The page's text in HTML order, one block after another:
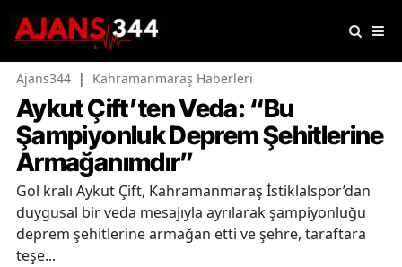
Ajans344 | Kahramanmaraş Haberleri
Aykut Çift’ten Veda: “Bu
Şampiyonluk Deprem Şehitlerine
Armağanımdır”
Gol kralı Aykut Çift, Kahramanmaraş İstiklalspor’dan
duygusal bir veda mesajıyla ayrılarak şampiyonluğu
deprem şehitlerine armağan etti ve şehre, taraftara
teşe...